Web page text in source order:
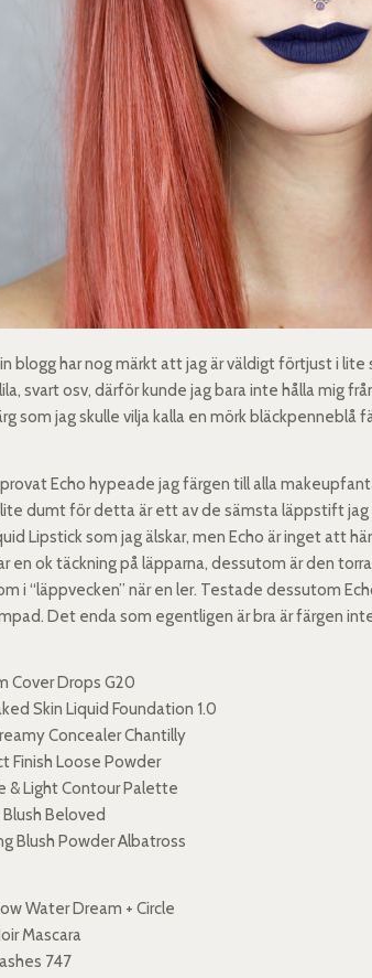
blogg har nog märkt att jag är väldigt förtjust i
svart osv, därför kunde jag bara inte hålla mig
som jag skulle vilja kalla en mörk bläckpenneblå
Echo hypeade jag färgen till alla
dumt för detta är ett av de sämsta läppstift jag
Lipstick som jag älskar, men Echo är inget att
en ok täckning på läpparna, dessutom är den
i “läppvecken” när en ler. Testade dessutom
Det enda som egentligen är bra är färgen
Cover Drops G20
Skin Liquid Foundation 1.0
Concealer Chantilly
Finish Loose Powder
& Light Contour Palette
Beloved
Blush Powder Albatross
Water Dream + Circle
Mascara
747